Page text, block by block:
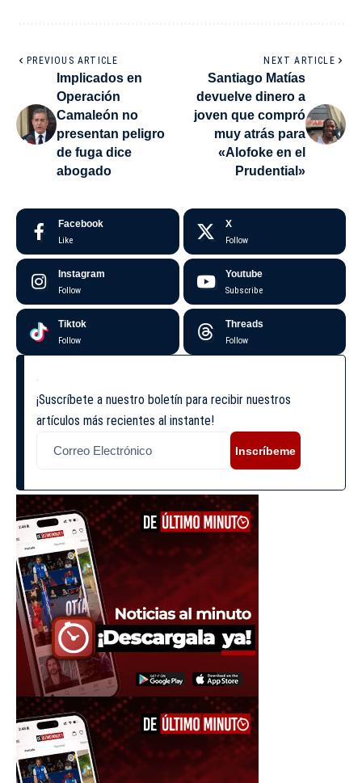
PREVIOUS ARTICLE
Implicados en
Operación
Camaleón no
presentan peligro
de fuga dice
abogado
NEXT ARTICLE
Santiago Matías
devuelve dinero a
joven que compró
muy atrás para
«Alofoke en el
Prudential»
Facebook
Like
X
Follow
Instagram
Follow
Youtube
Subscribe
Tiktok
Follow
Threads
Follow
¡Suscríbete a nuestro boletín para recibir nuestros
artículos más recientes al instante!
Inscríbeme